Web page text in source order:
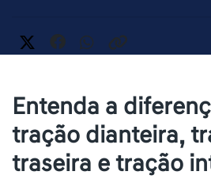
Entenda a
tração dianteira,
traseira e tração